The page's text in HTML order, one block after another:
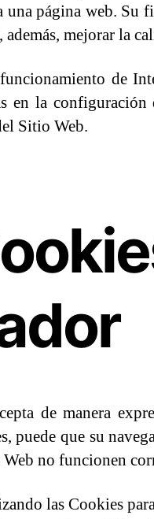
página web. Su
mejorar la
de
en la
Sitio Web.
de manera
puede que su
no funcionen
las Cookies